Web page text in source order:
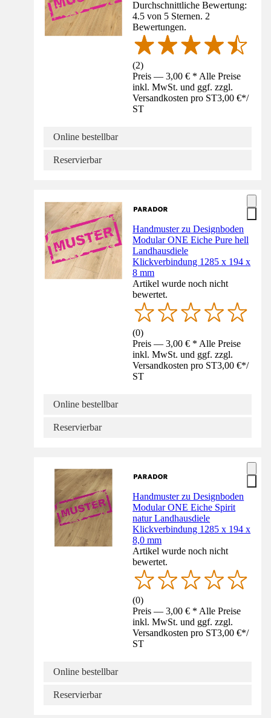
Durchschnittliche Bewertung:
4.5 von 5 Sternen. 2
Bewertungen.
(2)
Preis — 3,00 € * Alle Preise
inkl. MwSt. und ggf. zzgl.
Versandkosten pro ST3,00 €*/
ST
Online bestellbar
Reservierbar
Handmuster zu Designboden
Modular ONE Eiche Pure hell
Landhausdiele
Klickverbindung 1285 x 194 x
8 mm
Artikel wurde noch nicht
bewertet.
(0)
Preis — 3,00 € * Alle Preise
inkl. MwSt. und ggf. zzgl.
Versandkosten pro ST3,00 €*/
ST
Online bestellbar
Reservierbar
Handmuster zu Designboden
Modular ONE Eiche Spirit
natur Landhausdiele
Klickverbindung 1285 x 194 x
8,0 mm
Artikel wurde noch nicht
bewertet.
(0)
Preis — 3,00 € * Alle Preise
inkl. MwSt. und ggf. zzgl.
Versandkosten pro ST3,00 €*/
ST
Online bestellbar
Reservierbar